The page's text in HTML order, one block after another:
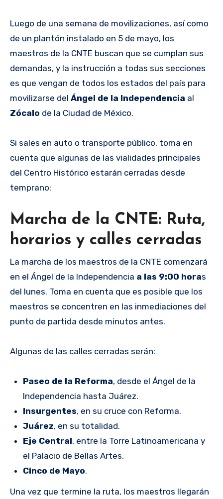
Luego de una semana de movilizaciones, así como
de un plantón instalado en 5 de mayo, los
maestros de la CNTE buscan que se cumplan sus
demandas, y la instrucción a todas sus secciones
es que vengan de todos los estados del país para
movilizarse del Ángel de la Independencia al
Zócalo de la Ciudad de México.
Si sales en auto o transporte público, toma en
cuenta que algunas de las vialidades principales
del Centro Histórico estarán cerradas desde
temprano:
Marcha de la CNTE: Ruta,
horarios y calles cerradas
La marcha de los maestros de la CNTE comenzará
en el Ángel de la Independencia a las 9:00 horas
del lunes. Toma en cuenta que es posible que los
maestros se concentren en las inmediaciones del
punto de partida desde minutos antes.
Algunas de las calles cerradas serán:
Paseo de la Reforma, desde el Ángel de la
Independencia hasta Juárez.
Insurgentes, en su cruce con Reforma.
Juárez, en su totalidad.
Eje Central, entre la Torre Latinoamericana y
el Palacio de Bellas Artes.
Cinco de Mayo.
Una vez que termine la ruta, los maestros llegarán